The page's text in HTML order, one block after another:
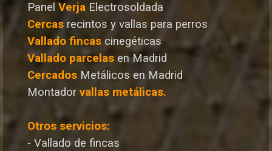
Panel Verja Electrosoldada
Cercas recintos y vallas para perros
Vallado fincas cinegéticas
Vallado parcelas en Madrid
Cercados Metálicos en Madrid
Montador vallas metálicas.
Otros servicios:
- Vallado de fincas